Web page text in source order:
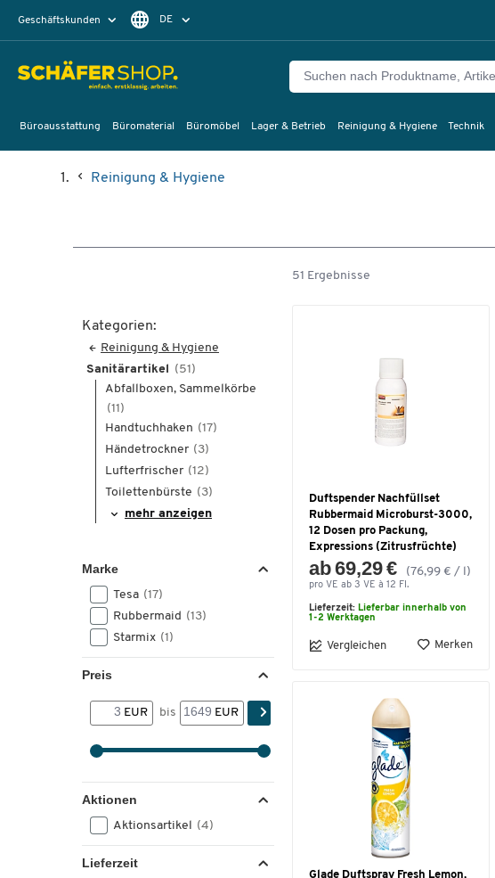
Geschäftskunden DE
Büroausstattung Büromaterial Büromöbel Lager & Betrieb Reinigung & Hygiene Technik
Reinigung & Hygiene
Kategorien:
Reinigung & Hygiene
Sanitärartikel (51)
Abfallboxen, Sammelkörbe
(11)
Handtuchhaken (17)
Händetrockner (3)
Lufterfrischer (12)
Toilettenbürste (3)
mehr anzeigen
Marke
Tesa (17)
Rubbermaid (13)
Starmix (1)
Preis
EUR bis EUR
Aktionen
Aktionsartikel (4)
Lieferzeit
51 Ergebnisse
Duftspender Nachfüllset
Rubbermaid Microburst-3000,
12 Dosen pro Packung,
Expressions (Zitrusfrüchte)
ab 69,29 € (76,99 € / l)
pro VE ab 3 VE à 12 Fl.
Lieferzeit: Lieferbar innerhalb von
1-2 Werktagen
Vergleichen Merken
Glade Duftspray Fresh Lemon,